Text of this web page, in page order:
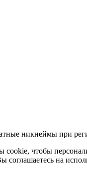
никнеймы при
чтобы
соглашаетесь на